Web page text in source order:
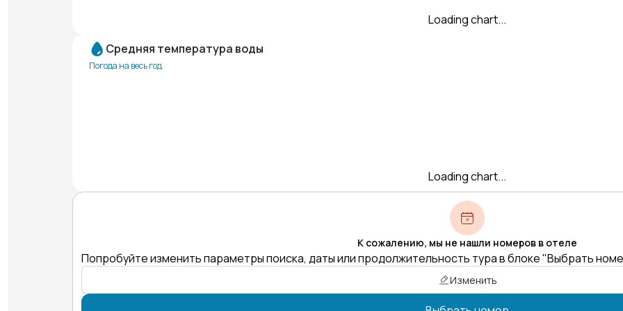
Loading chart...
Средняя температура воды
Погода на весь год
Loading chart...
К сожалению, мы не нашли номеров в отеле
Попробуйте изменить параметры поиска, даты или продолжительность тура в блоке "Выбрать
Изменить